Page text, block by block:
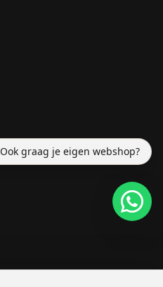
Ook graag je eigen webshop?